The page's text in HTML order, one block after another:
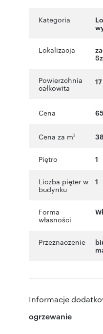
Kategoria
Lokalizacja
Powierzchnia
całkowita
Cena
Cena za m2
Piętro 1
Liczba pięter w
budynku
1
Forma
własności
Przeznaczenie
Informacje
ogrzewanie